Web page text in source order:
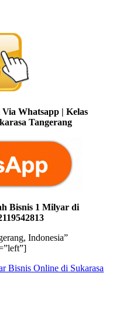
Whatsapp | Kelas
Tangerang
Bisnis 1 Milyar di
Indonesia”
Bisnis Online di Sukarasa